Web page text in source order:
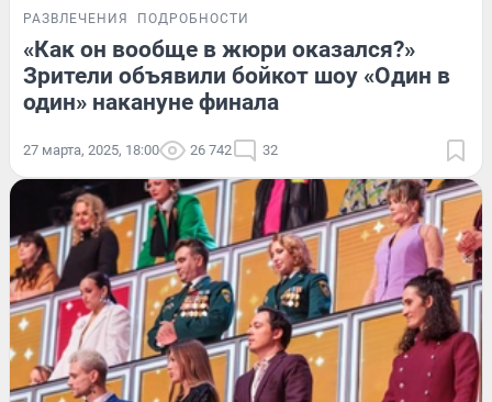
РАЗВЛЕЧЕНИЯ ПОДРОБНОСТИ
«Как он вообще в жюри оказался?»
Зрители объявили бойкот шоу «Один в
один» накануне финала
27 марта, 2025, 18:00 26 742 32